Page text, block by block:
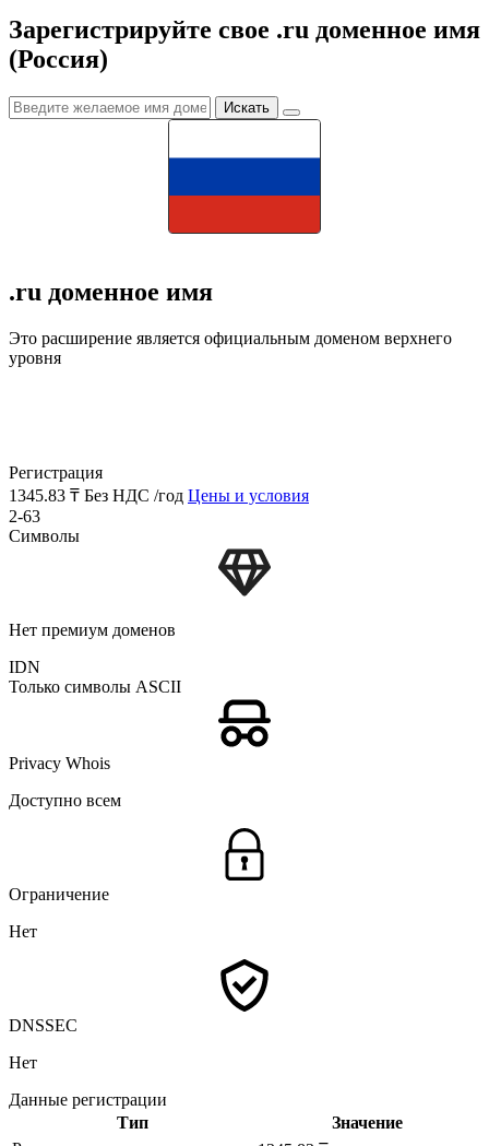
Зарегистрируйте свое .ru доменное имя
(Россия)
.ru доменное имя
Это расширение является официальным доменом верхнего
уровня
Регистрация
1345.83 ₸ Без НДС /год Цены и условия
2-63
Символы
Нет премиум доменов
IDN
Только символы ASCII
Privacy Whois
Доступно всем
Ограничение
Нет
DNSSEC
Нет
Данные регистрации
Тип
Значение